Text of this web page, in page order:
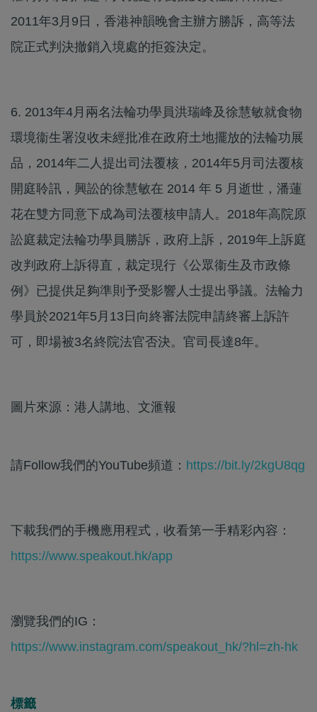
2011年3月9日，香港神韻晚會主辦方勝訴，高等法
院正式判決撤銷入境處的拒簽決定。
6. 2013年4月兩名法輪功學員洪瑞峰及徐慧敏就食物
環境衞生署沒收未經批准在政府土地擺放的法輪功展
品，2014年二人提出司法覆核，2014年5月司法覆核
開庭聆訊，興訟的徐慧敏在 2014 年 5 月逝世，潘蓮
花在雙方同意下成為司法覆核申請人。2018年高院原
訟庭裁定法輪功學員勝訴，政府上訴，2019年上訴庭
改判政府上訴得直，裁定現行《公眾衞生及市政條
例》已提供足夠準則予受影響人士提出爭議。法輪力
學員於2021年5月13日向終審法院申請終審上訴許
可，即場被3名終院法官否決。官司長達8年。
圖片來源：港人講地、文滙報
請Follow我們的YouTube頻道： https://bit.ly/2kgU8qg
下載我們的手機應用程式，收看第一手精彩內容：
https://www.speakout.hk/app
瀏覽我們的IG：
https://www.instagram.com/speakout_hk/?hl=zh-hk
標籤